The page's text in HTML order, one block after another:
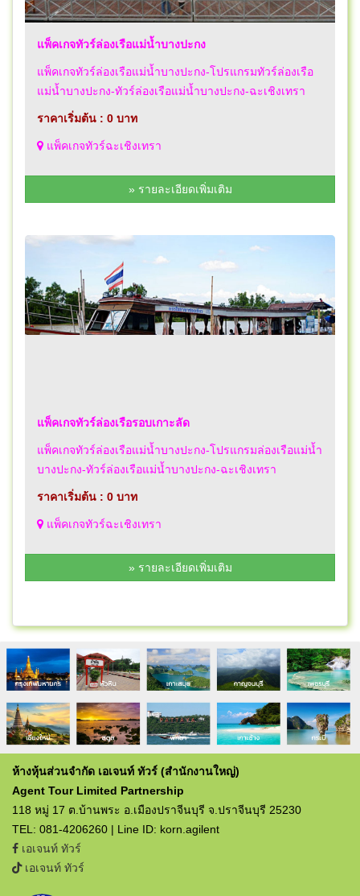
แพ็คเกจทัวร์ล่องเรือแม่น้ำบางปะกง
แพ็คเกจทัวร์ล่องเรือแม่น้ำบางปะกง-โปรแกรมทัวร์ล่องเรือ
แม่น้ำบางปะกง-ทัวร์ล่องเรือแม่น้ำบางปะกง-ฉะเชิงเทรา
ราคาเริ่มต้น : 0 บาท
แพ็คเกจทัวร์ฉะเชิงเทรา
» รายละเอียดเพิ่มเติม
แพ็คเกจทัวร์ล่องเรือรอบเกาะลัด
แพ็คเกจทัวร์ล่องเรือแม่น้ำบางปะกง-โปรแกรมล่องเรือแม่น้ำ
บางปะกง-ทัวร์ล่องเรือแม่น้ำบางปะกง-ฉะเชิงเทรา
ราคาเริ่มต้น : 0 บาท
แพ็คเกจทัวร์ฉะเชิงเทรา
» รายละเอียดเพิ่มเติม
ห้างหุ้นส่วนจำกัด เอเจนท์ ทัวร์ (สำนักงานใหญ่)
Agent Tour Limited Partnership
118 หมู่ 17 ต.บ้านพระ อ.เมืองปราจีนบุรี จ.ปราจีนบุรี 25230
TEL: 081-4206260 | Line ID: korn.agilent
เอเจนท์ ทัวร์
เอเจนท์ ทัวร์